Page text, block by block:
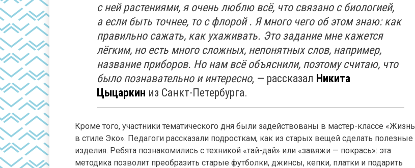
с ней растениями, я очень люблю всё, что связано с биологией,
а если быть точнее, то с флорой . Я много чего об этом знаю: как
правильно сажать, как ухаживать. Это задание мне кажется
лёгким, но есть много сложных, непонятных слов, например,
название приборов. Но нам всё объяснили, поэтому считаю, что
было познавательно и интересно, — рассказал Никита
Цыцаркин из Санкт-Петербурга.
Кроме того, участники тематического дня были задействованы в мастер-классе «Жизнь
в стиле Эко». Педагоги рассказали подросткам, как из старых вещей сделать полезные
изделия. Ребята познакомились с техникой «тай-дай» или «завяжи — покрась»: эта
методика позволит преобразить старые футболки, джинсы, кепки, платки и подарить